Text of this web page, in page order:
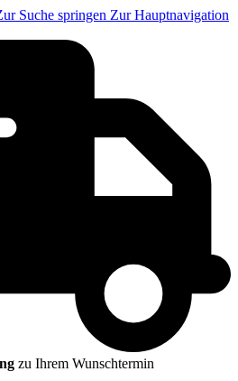
Suche springen Zur Hauptnavigation
zu Ihrem Wunschtermin